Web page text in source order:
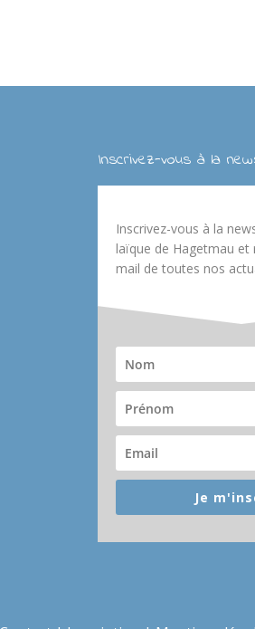
Inscrivez-vous à la
Inscrivez-vous à la
laïque de Hagetmau
mail de toutes nos
Je